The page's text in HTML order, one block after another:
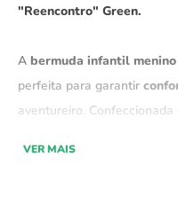
"Reencontro" Green.
A bermuda infantil
perfeita para garantir
aventureiro. Confeccionada
VER MAIS